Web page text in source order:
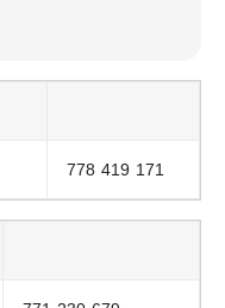
778 419 171